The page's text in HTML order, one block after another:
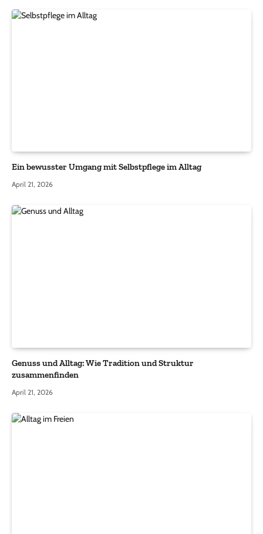
Ein bewusster Umgang mit Selbstpflege im Alltag
April 21, 2026
Genuss und Alltag: Wie Tradition und Struktur
zusammenfinden
April 21, 2026